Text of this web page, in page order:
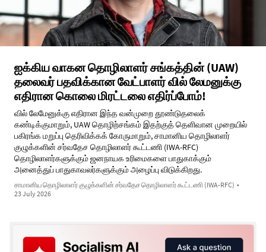
ஐக்கிய வாகன தொழிலாளர் சங்கத்தின் (UAW)
தலைவர் பதவிக்கான வேட்பாளர் வில் லேமனுக்கு
எதிரான கொலை மிரட்டலை எதிர்ப்போம்!
வில் லேமேனுக்கு எதிரான இந்த வன்முறை தூண்டுதலைக்
கண்டிக்குமாறும், UAW தொழிற்சங்கம் இதற்குத் தெளிவான முறையில்
பகிரங்க மறுப்பு தெரிவிக்கக் கோருமாறும், சாமானிய தொழிலாளர்
குழுக்களின் சர்வதேச தொழிலாளர் கூட்டணி (IWA-RFC)
தொழிலாளர்களுக்கும் ஜனநாயக உரிமைகளை பாதுகாக்கும்
அனைத்துப் பாதுகாவலர்களுக்கும் அழைப்பு விடுக்கிறது.
சாமானிய தொழிலாளர் குழுக்களின் சர்வதேச தொழிலாளர் கூட்டணி (IWA-RFC) •
23 July 2026